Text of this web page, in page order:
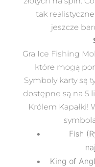
tak
jeszcze
Gra Ice Fishing
które mogą
Symboly karty są
dostępne są na 5
Królem Kapałki!
Fish
King of